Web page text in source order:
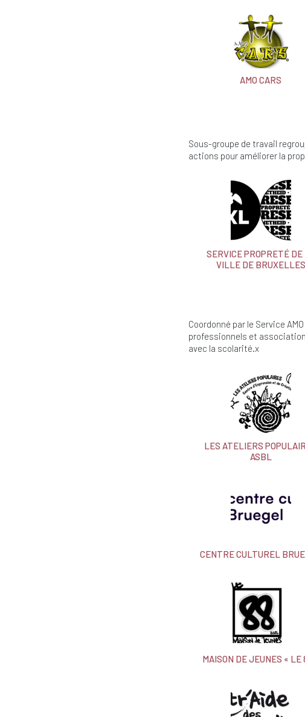
AMO CARS
Sous-groupe de travail
actions pour améliorer la
SERVICE PROPRETÉ DE
VILLE DE BRUXELLES
Coordonné par le Service
professionnels et
avec la scolarité.x
LES ATELIERS
ASBL
CENTRE CULTUREL
MAISON DE JEUNES « LE